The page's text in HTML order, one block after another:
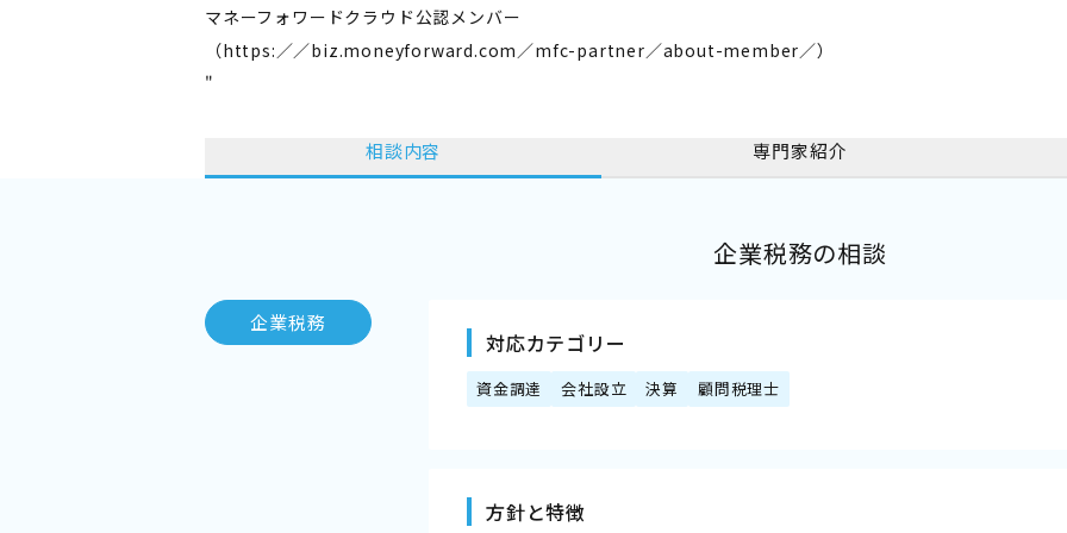
マネーフォワードクラウド公認メンバー
（https:／／biz.moneyforward.com／mfc-partner／about-member／）
"
相談内容 専門家紹介
企業税務の相談
企業税務
対応カテゴリー
資金調達 会社設立 決算 顧問税理士
方針と特徴